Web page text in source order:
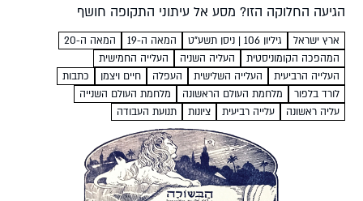
הגיעה החלוקה הזו? מסע אל עיתוני התקופה חושף
שהראשונים שדיברו על העלייה השלישית התכוונו בכלל
למשהו אחר...
ארץ ישראל גיליון 106 | ניסן תשע"ט המאה ה-19
המאה ה-20
המהפכה הקומוניסטית
העליה השניה
העלייה החמישית
העלייה הרביעית
העלייה השלישית העפלה חיים ויצמן
כתבות
לורד בלפור
מלחמת העולם הראשונה
מלחמת העולם השנייה
עליה ראשונה
עלייה רביעית ציונות תנועת העבודה